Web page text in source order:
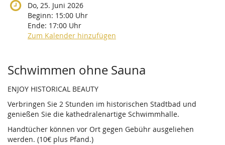
Do, 25. Juni 2026
Beginn: 15:00 Uhr
Ende: 17:00 Uhr
Zum Kalender hinzufügen
Produkte
Schwimmen ohne Sauna
ENJOY HISTORICAL BEAUTY
Verbringen Sie 2 Stunden im historischen Stadtbad und
genießen Sie die kathedralenartige Schwimmhalle.
Handtücher können vor Ort gegen Gebühr ausgeliehen
werden. (10€ plus Pfand.)